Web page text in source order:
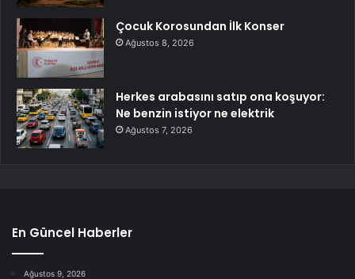
Çocuk Korosundan İlk Konser
Ağustos 8, 2026
Herkes arabasını satıp ona koşuyor:
Ne benzin istiyor ne elektrik
Ağustos 7, 2026
En Güncel Haberler
Ağustos 9, 2026